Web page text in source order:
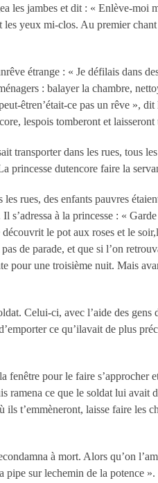
les jambes et dit : « Enlève-moi
yeux mi-clos. Au premier
étrange : « Je défilais dans
: balayer la chambre,
êtren’était-ce pas un rêve »,
lespois tomberont et laisseront
transporter dans les rues, tous
princesse dutencore faire la
rues, des enfants pauvres
à la princesse : «
le pot aux roses et le
de parade, et que si l’on
pour une troisième nuit. Mais
Celui-ci, avec l’aide des gens
ce qu’ilavait de plus
fenêtre pour le faire s’approcher
ramena ce que le soldat lui avait
t’emmèneront, laisse faire les
à mort. Alors qu’on
pipe sur lechemin de la potence